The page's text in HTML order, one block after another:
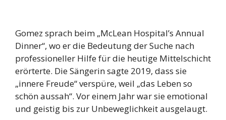
Gomez sprach beim „McLean Hospital’s Annual
Dinner“, wo er die Bedeutung der Suche nach
professioneller Hilfe für die heutige Mittelschicht
erörterte. Die Sängerin sagte 2019, dass sie
„innere Freude“ verspüre, weil „das Leben so
schön aussah“. Vor einem Jahr war sie emotional
und geistig bis zur Unbeweglichkeit ausgelaugt.